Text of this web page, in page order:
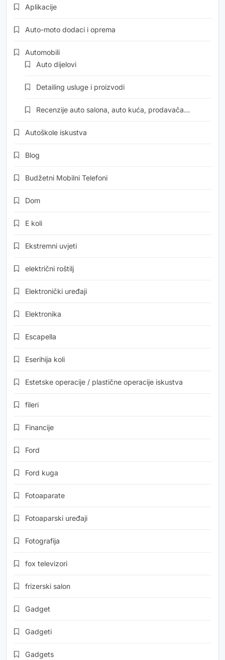
Aplikacije
Auto-moto dodaci i oprema
Automobili
Auto dijelovi
Detailing usluge i proizvodi
Recenzije auto salona, auto kuća, prodavača…
Autoškole iskustva
Blog
Budžetni Mobilni Telefoni
Dom
E koli
Ekstremni uvjeti
električni roštilj
Elektronički uređaji
Elektronika
Escapella
Eserihija koli
Estetske operacije / plastične operacije iskustva
fileri
Financije
Ford
Ford kuga
Fotoaparate
Fotoaparski uređaji
Fotografija
fox televizori
frizerski salon
Gadget
Gadgeti
Gadgets